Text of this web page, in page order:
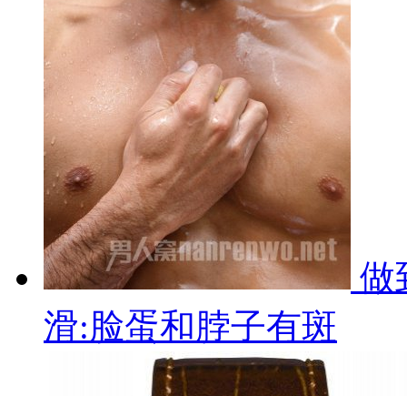
做
滑:脸蛋和脖子有斑